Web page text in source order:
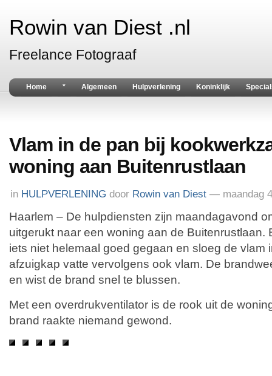
Rowin van Diest .nl
Freelance Fotograaf
Home * Algemeen Hulpverlening Koninklijk
Vlam in de pan bij
woning aan Buitenrustlaan
in HULPVERLENING door Rowin van Diest — maandag
Haarlem – De hulpdiensten zijn maandagavond
uitgerukt naar een woning aan de Buitenrustlaan.
iets niet helemaal goed gegaan en sloeg de vlam
afzuigkap vatte vervolgens ook vlam. De
en wist de brand snel te blussen.
Met een overdrukventilator is de rook uit de
brand raakte niemand gewond.